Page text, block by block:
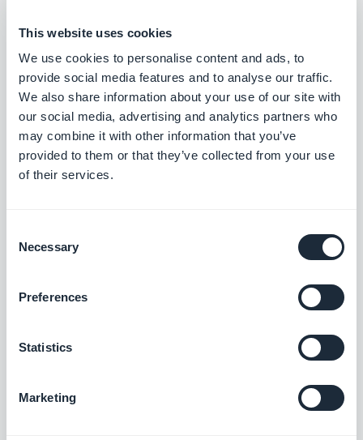
This website uses cookies
We use cookies to personalise content and ads, to
provide social media features and to analyse our traffic.
We also share information about your use of our site with
our social media, advertising and analytics partners who
may combine it with other information that you’ve
provided to them or that they’ve collected from your use
of their services.
Selection
Necessary
Preferences
Statistics
Marketing
al primo utilizzo della tua applicazione.
$5/mese
Modulo
Interagisci con gli utenti della tua app e
raccogli dati con l'integrazione del modulo
di GoodBarber.
clienti di prenotare un appuntamento dalla